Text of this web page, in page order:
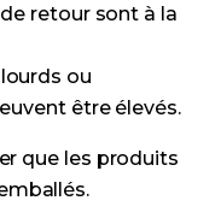
retour sont à la
ou
être élevés.
que les produits